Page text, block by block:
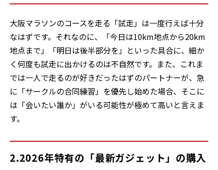
大阪マラソンのコースを走る「試走」は一度行えば十分
なはずです。それなのに、「今日は10km地点から20km
地点まで」「明日は後半部分を」といった具合に、細か
く何度も試走に出かけるのは不自然です。また、これま
では一人で走るのが好きだったはずのパートナーが、急
に「サークルの合同練習」を優先し始めた場合、そこに
は「会いたい誰か」がいる可能性が極めて高いと言えま
す。
2.2026年特有の「最新ガジェット」の購入